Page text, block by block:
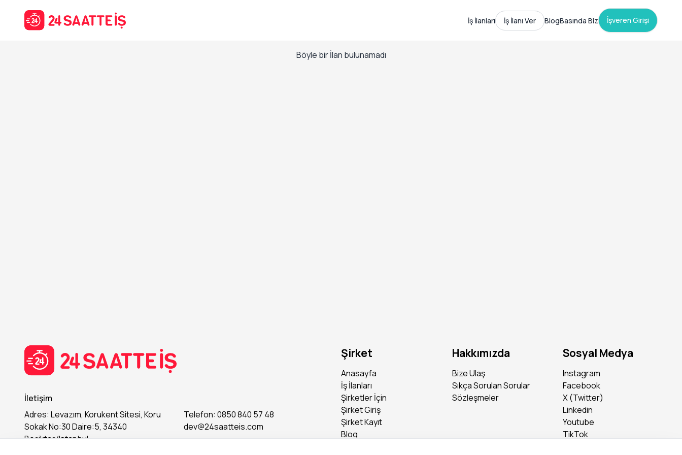
İş İlanları İş İlanı Ver BlogBasında Biz İşveren Girişi
Böyle bir İlan bulunamadı
İletişim
Adres: Levazım, Korukent Sitesi, Koru
Sokak No:30 Daire:5, 34340
Beşiktaş/Istanbul
Telefon: 0850 840 57 48
dev@24saatteis.com
Şirket
Anasayfa
İş İlanları
Şirketler İçin
Şirket Giriş
Şirket Kayıt
Blog
Hakkımızda
Bize Ulaş
Sıkça Sorulan Sorular
Sözleşmeler
Sosyal Medya
Instagram
Facebook
X (Twitter)
Linkedin
Youtube
TikTok